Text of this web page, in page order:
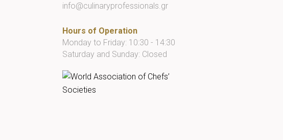
info@culinaryprofessionals.gr
Hours of Operation
Monday to Friday: 10:30 - 14:30
Saturday and Sunday: Closed